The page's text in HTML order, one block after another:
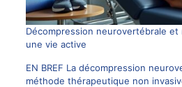
Décompression neurovertébrale
une vie active
EN BREF La décompression
méthode thérapeutique non